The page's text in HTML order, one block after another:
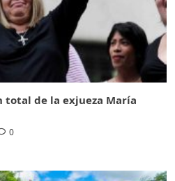
de la exjueza María
0